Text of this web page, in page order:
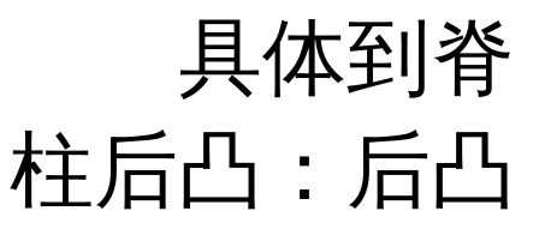
具体到脊
柱后凸：后凸